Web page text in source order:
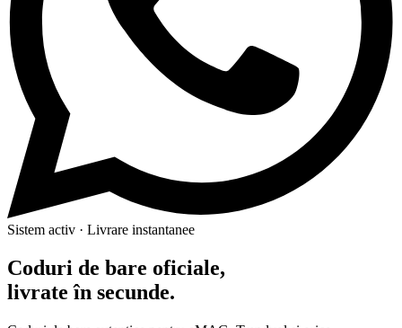
Sistem activ · Livrare instantanee
Coduri de bare oficiale,
livrate în secunde.